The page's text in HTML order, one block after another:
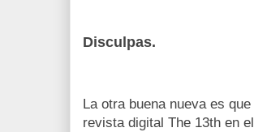
Disculpas.
La otra buena nueva es
revista digital The 13th en